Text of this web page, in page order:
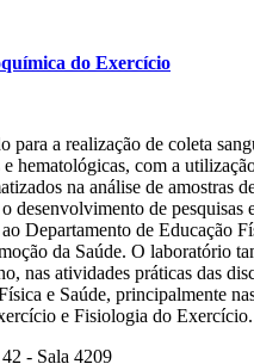
do Exercício
para a realização de coleta
hematológicas, com a
na análise de amostras
desenvolvimento de pesquisas
Departamento de Educação
da Saúde. O laboratório
nas atividades práticas das
e Saúde, principalmente
e Fisiologia do Exercício.
- Sala 4209